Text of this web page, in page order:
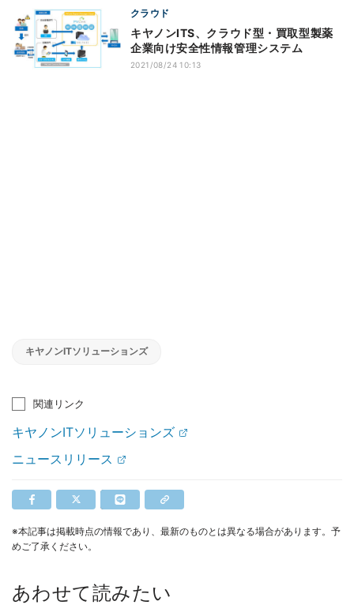
クラウド
キヤノンITS、クラウド型・買取型製薬
企業向け安全性情報管理システム
2021/08/24 10:13
キヤノンITソリューションズ
関連リンク
キヤノンITソリューションズ
ニュースリリース
※本記事は掲載時点の情報であり、最新のものとは異なる場合があります。予
めご了承ください。
あわせて読みたい